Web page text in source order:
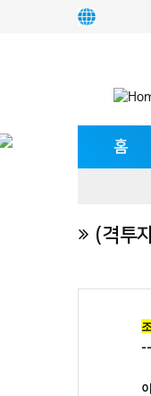
홈
(격투